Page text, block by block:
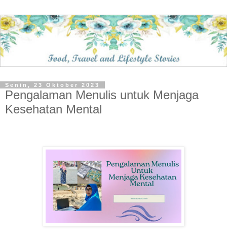
Senin, 23 Oktober 2023
Pengalaman Menulis untuk Menjaga
Kesehatan Mental